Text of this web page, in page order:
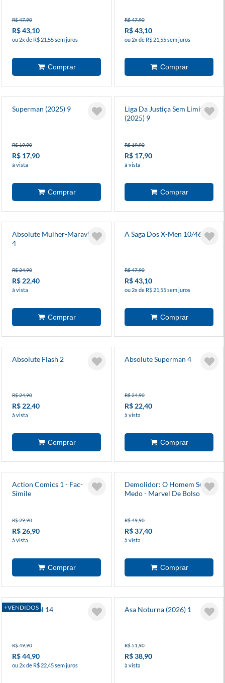
R$ 47,90
R$ 43,10
ou 2x de R$ 21,55 sem juros
R$ 47,90
R$ 43,10
ou 2x de R$ 21,55 sem juros
Superman (2025) 9
R$ 19,90
R$ 17,90
à vista
Liga Da Justiça Sem Limites
(2025) 9
R$ 19,90
R$ 17,90
à vista
Absolute Mulher-Maravilha
4
R$ 24,90
R$ 22,40
à vista
A Saga Dos X-Men 10/46
R$ 47,90
R$ 43,10
ou 2x de R$ 21,55 sem juros
Absolute Flash 2
R$ 24,90
R$ 22,40
à vista
Absolute Superman 4
R$ 24,90
R$ 22,40
à vista
Action Comics 1 - Fac-
Símile
R$ 29,90
R$ 26,90
à vista
Demolidor: O Homem Sem
Medo - Marvel De Bolso
R$ 49,90
R$ 37,40
à vista
+VENDIDOS
Invencível 14
R$ 49,90
R$ 44,90
ou 2x de R$ 22,45 sem juros
Asa Noturna (2026) 1
R$ 51,90
R$ 38,90
à vista